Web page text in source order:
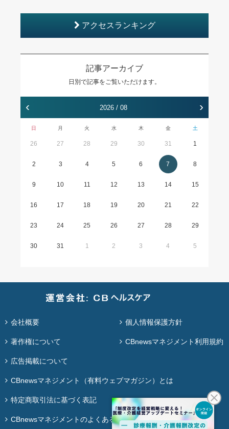
アクセスランキング
記事アーカイブ
日別で記事をご覧いただけます。
‹ 2026 / 08 ›
日 月 火 水 木 金 土
26 27 28 29 30 31 1
2 3 4 5 6 7 8
9 10 11 12 13 14 15
16 17 18 19 20 21 22
23 24 25 26 27 28 29
30 31 1 2 3 4 5
会社概要 個人情報保護方針
著作権について CBnewsマネジメント利用規約
広告掲載について
CBnewsマネジメント（有料ウェブマガジン）とは
特定商取引法に基づく表記
CBnewsマネジメントのよくある質問